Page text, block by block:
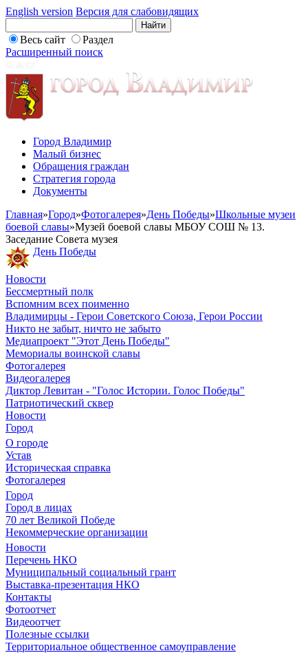
English version Версия для слабовидящих
Весь сайт
Раздел
Расширенный поиск
Город Владимир
Малый бизнес
Обращения граждан
Стратегия города
Документы
Главная»Город»Фотогалерея»День Победы»Школьные музеи
боевой славы»Музей боевой славы МБОУ СОШ № 13.
Заседание Совета музея
День Победы
Новости
Бессмертный полк
Вспомним всех поименно
Владимирцы - Герои Советского Союза, Герои России
Никто не забыт, ничто не забыто
Медиапроект "Этот День Победы"
Мемориалы воинской славы
Фотогалерея
Видеогалерея
Диктор Левитан - "Голос Истории. Голос Победы"
Патриотический сквер
Новости
Город
О городе
Устав
Историческая справка
Фотогалерея
Город
Город в лицах
70 лет Великой Победе
Некоммерческие организации
Новости
Перечень НКО
Муниципальный социальный грант
Выставка-презентация НКО
Контакты
Фотоотчет
Видеоотчет
Полезные ссылки
Территориальное общественное самоуправление